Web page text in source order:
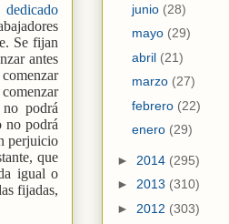
Se fijan
antes
podrá
no podrá
perjuicio
que
igual o
fijadas,
junio (28)
mayo (29)
abril (21)
marzo (27)
febrero (22)
enero (29)
► 2014 (295)
► 2013 (310)
► 2012 (303)